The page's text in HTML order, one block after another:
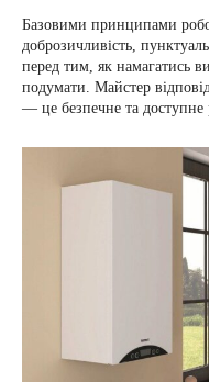
Базовими принципами
доброзичливість,
перед тим, як намагатись
подумати. Майстер
— це безпечне та доступне